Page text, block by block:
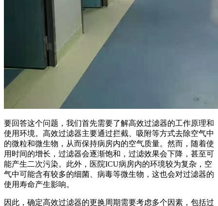
要回答这个问题，我们首先需要了解高效过滤器的工作原理和
使用环境。高效过滤器主要通过拦截、吸附等方式去除空气中
的微粒和微生物，从而保持病房内的空气质量。然而，随着使
用时间的增长，过滤器会逐渐饱和，过滤效果会下降，甚至可
能产生二次污染。此外，医院ICU病房内的环境较为复杂，空
气中可能含有较多的细菌、病毒等微生物，这也会对过滤器的
使用寿命产生影响。
因此，确定高效过滤器的更换周期需要考虑多个因素，包括过